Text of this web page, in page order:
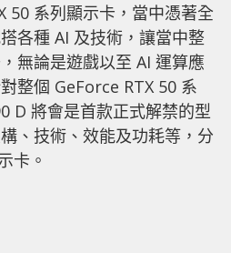
50 系列顯示卡，當中憑著全
各種 AI 及技術，讓當中整
無論是遊戲以至 AI 運算應
整個 GeForce RTX 50 系
D 將會是首款正式解禁的型
、技術、效能及功耗等，分
卡。